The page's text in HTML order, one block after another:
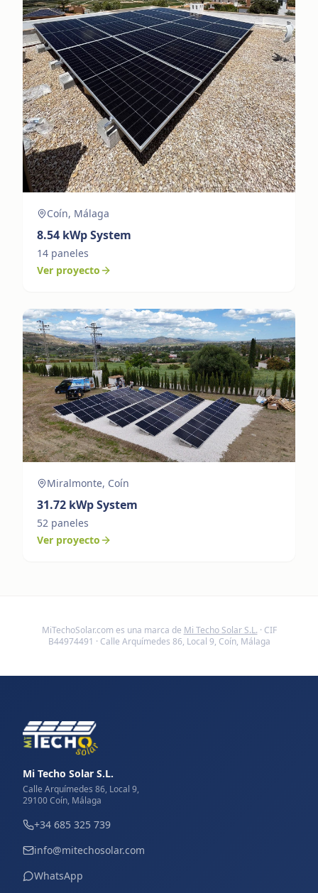
Coín, Málaga
8.54 kWp System
14 paneles
Ver proyecto
Miralmonte, Coín
31.72 kWp System
52 paneles
Ver proyecto
MiTechoSolar.com es una marca de Mi Techo Solar S.L. · CIF
B44974491 · Calle Arquímedes 86, Local 9, Coín, Málaga
Mi Techo Solar S.L.
Calle Arquímedes 86, Local 9,
29100 Coín, Málaga
+34 685 325 739
info@mitechosolar.com
WhatsApp